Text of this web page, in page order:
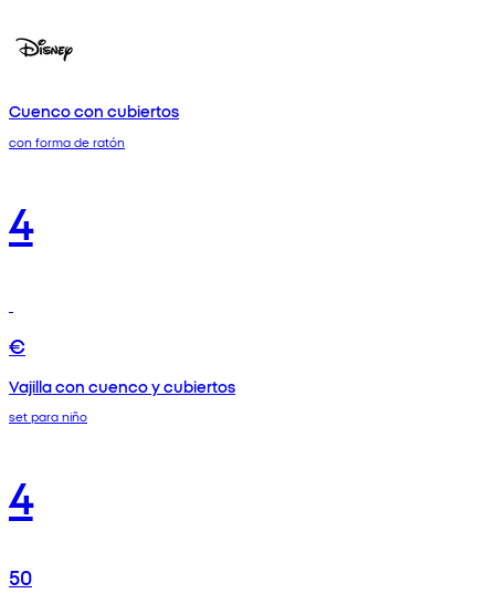
Cuenco con cubiertos
con forma de ratón
4
€
Vajilla con cuenco y cubiertos
set para niño
4
50